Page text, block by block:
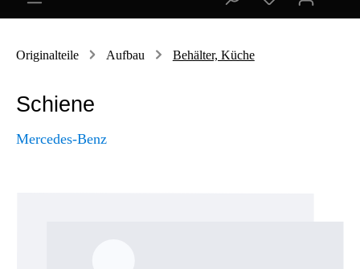
Originalteile Aufbau Behälter, Küche
Schiene
Mercedes-Benz